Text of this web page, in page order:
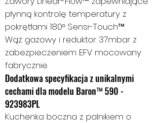
płynną kontrolę temperatury z
pokrętłami 180° Sensi-Touch™.
Wąż gazowy i reduktor 37mbar z
zabezpieczeniem EFV mocowany
fabrycznie.
Dodatkowa specyfikacja z unikalnymi
cechami dla modelu Baron™ 590 -
923983PL
Kuchenka boczna z palnikiem o